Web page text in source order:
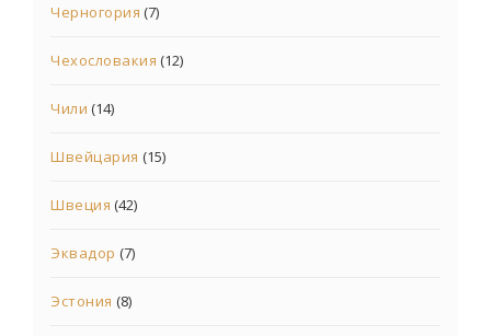
Черногория (7)
Чехословакия (12)
Чили (14)
Швейцария (15)
Швеция (42)
Эквадор (7)
Эстония (8)